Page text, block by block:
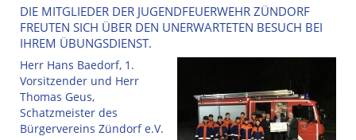
DIE MITGLIEDER DER JUGENDFEUERWEHR ZÜNDORF
FREUTEN SICH ÜBER DEN UNERWARTETEN BESUCH BEI
IHREM ÜBUNGSDIENST.
Herr Hans Baedorf, 1.
Vorsitzender und Herr
Thomas Geus,
Schatzmeister des
Bürgervereins Zündorf e.V.